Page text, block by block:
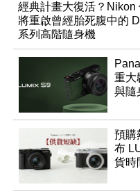
經典計畫大復活？Nikon
將重啟曾經胎死腹中的
系列高階隨身機
重大
與隨
預購
布
貨時